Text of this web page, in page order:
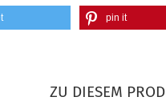
pin it
ZU DIESEM